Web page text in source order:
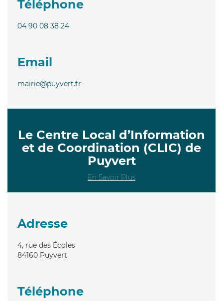
Téléphone
04 90 08 38 24
Email
mairie@puyvert.fr
Le Centre Local d’Information
et de Coordination (CLIC) de
Puyvert
En Savoir Plus
Adresse
4, rue des Écoles
84160 Puyvert
Téléphone